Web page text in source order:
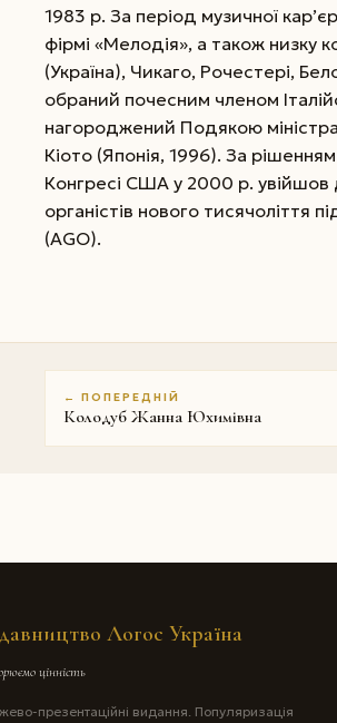
1983 р. За період музичної
фірмі «Мелодія», а також низку
(Україна), Чикаго, Рочестері,
обраний почесним членом
нагороджений Подякою
Кіото (Японія, 1996). За
Конг­ресі США у 2000 р. увійшов
органістів нового тисячоліття
(AGO).
← ПОПЕРЕДНІЙ
Колодуб Жанна Юхимівна
Логос Україна
цінність
презентаційні видання. Популяризація